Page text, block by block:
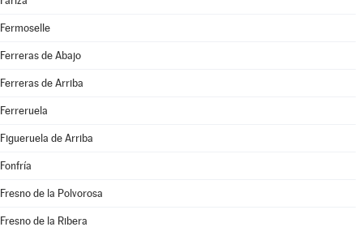
Fermoselle
Ferreras de Abajo
Ferreras de Arriba
Ferreruela
Figueruela de Arriba
Fonfría
Fresno de la Polvorosa
Fresno de la Ribera